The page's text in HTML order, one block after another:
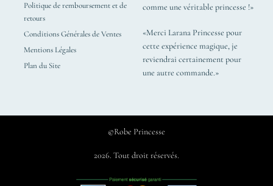
Politique de remboursement et de
retours
Conditions Générales de Ventes
Mentions Légales
Plan du Site
comme une véritable princesse !»
«Merci Larana Princesse pour
cette expérience magique, je
reviendrai certainement pour
une autre commande.»
©Robe Princesse
2026. Tout droit réservés.